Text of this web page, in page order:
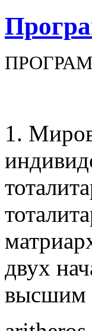
1.
двух
высшим